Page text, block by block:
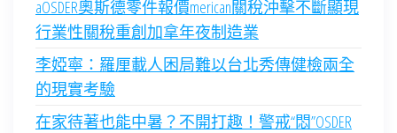
aOSDER奧斯德零件報價merican關稅沖擊不斷顯現
行業性關稅重創加拿年夜制造業
李婭寧：羅厘載人困局難以台北秀傳健檢兩全
的現實考驗
在家待著也能中暑？不開打趣！警戒“悶”OSDER